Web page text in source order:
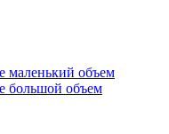
маленький объем
большой объем